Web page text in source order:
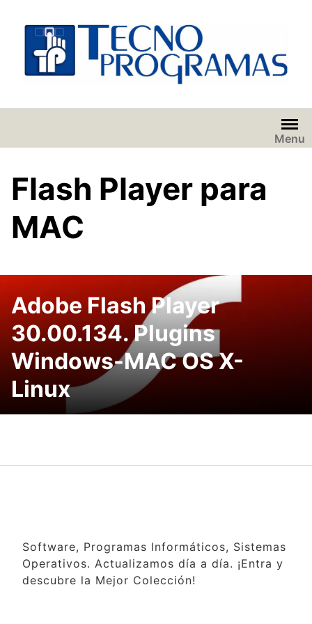
contenido
Menu
Flash Player para
MAC
Adobe Flash Player
30.00.134. Plugins
Windows-MAC OS X-
Linux
Software, Programas Informáticos, Sistemas
Operativos. Actualizamos día a día. ¡Entra y
descubre la Mejor Colección!